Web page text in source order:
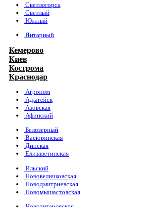
Светлогорск
Светлый
Южный
Янтарный
Кемерово
Киев
Кострома
Краснодар
Агроном
Адыгейск
Азовская
Афипский
Белозерный
Васюринская
Динская
Елизаветинская
Ильский
Нововеличковская
Новодмитриевская
Новомышастовская